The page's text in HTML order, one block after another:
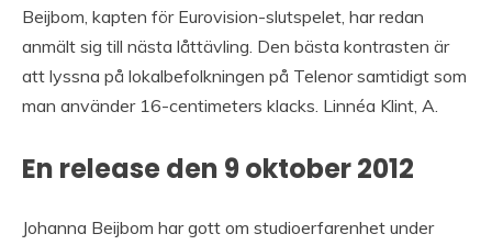
Beijbom, kapten för Eurovision-slutspelet, har redan
anmält sig till nästa låttävling. Den bästa kontrasten är
att lyssna på lokalbefolkningen på Telenor samtidigt som
man använder 16-centimeters klacks. Linnéa Klint, A.
En release den 9 oktober 2012
Johanna Beijbom har gott om studioerfarenhet under